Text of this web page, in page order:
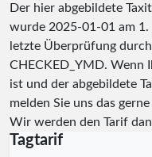
Der hier abgebildete
wurde 2025-01-01 am
letzte Überprüfung
CHECKED_YMD. Wenn
ist und der abgebildete
melden Sie uns das
Wir werden den Tarif
Tagtarif